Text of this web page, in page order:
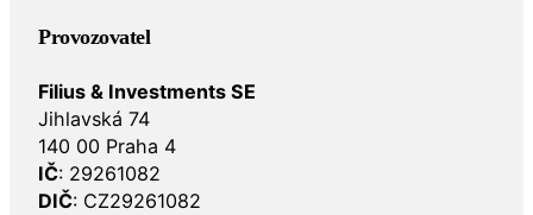
Provozovatel
Filius & Investments SE
Jihlavská 74
140 00 Praha 4
IČ: 29261082
DIČ: CZ29261082